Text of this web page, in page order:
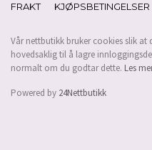
FRAKT KJØPSBETINGELSER
Vår nettbutikk bruker cookies slik at
hovedsaklig til å lagre
normalt om du godtar dette. Les
Powered by 24Nettbutikk